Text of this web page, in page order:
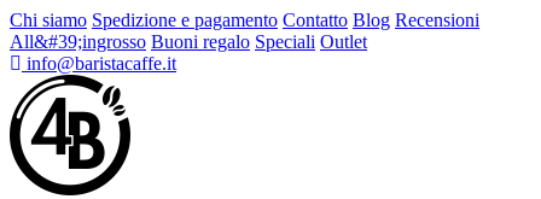
Chi siamo Spedizione e pagamento Contatto Blog Recensioni
All&#39;ingrosso Buoni regalo Speciali Outlet
info@baristacaffe.it